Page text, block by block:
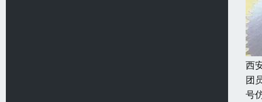
西
团
号